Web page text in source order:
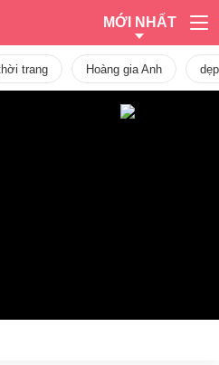
MỚI NHẤT
trang Hoàng gia Anh dẹp